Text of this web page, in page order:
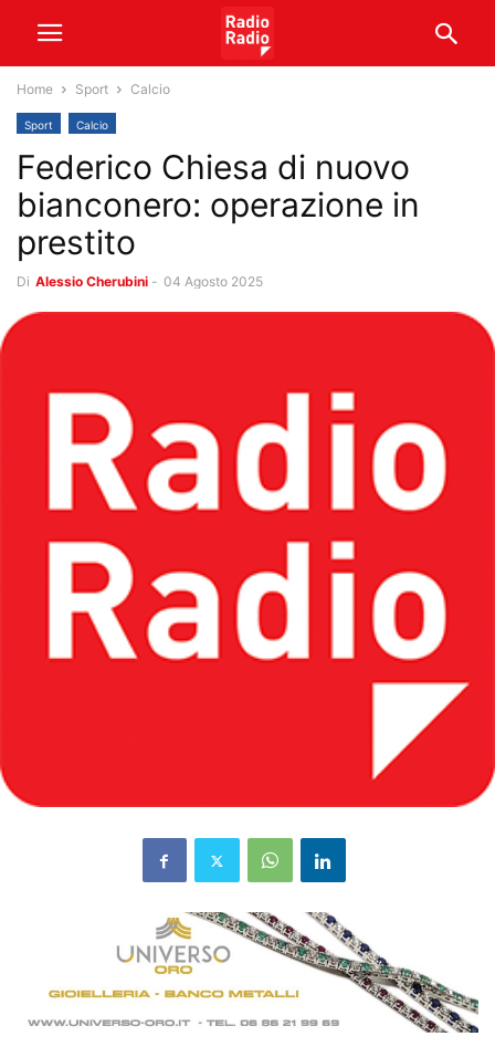
Home Sport Calcio
Sport Calcio
Federico Chiesa di nuovo
bianconero: operazione in
prestito
Di Alessio Cherubini - 04 Agosto 2025